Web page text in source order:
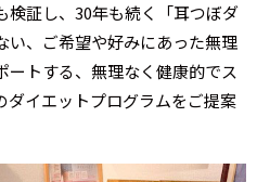
証し、30年も続く
「耳つぼダ
い、ご希望や好みにあった無理
ートする、無理なく健康的でス
ダイエットプログラムをご提案